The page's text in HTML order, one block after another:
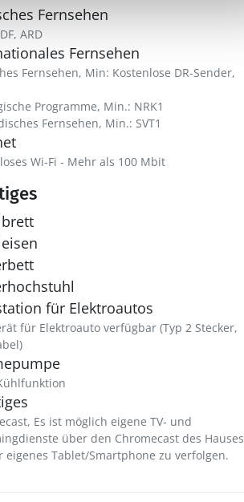
Fernsehen
ARD
Fernsehen
Fernsehen, Min: Kostenlose DR-Sender,
Programme, Min.: NRK1
Fernsehen, Min.: SVT1
Wi-Fi - Mehr als 100 Mbit
für Elektroautos
für Elektroauto verfügbar (Typ 2 Stecker,
Es ist möglich eigene TV- und
über den Chromecast des Hauses
eigenes Tablet/Smartphone zu verfolgen.